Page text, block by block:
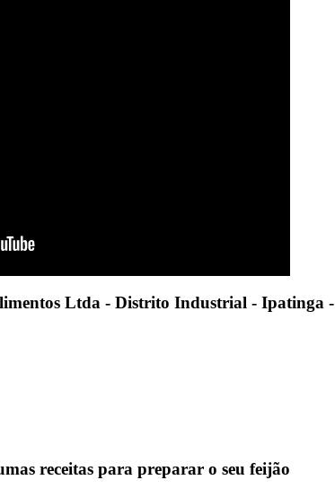
Ltda - Distrito Industrial - Ipatinga -
receitas para preparar o seu feijão